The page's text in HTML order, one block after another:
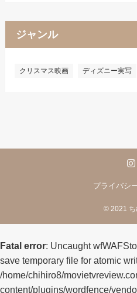
ジャンル
クリスマス映画 ディズニー実写
プライバシ
© 2021 ち
Fatal error: Uncaught
save temporary file for atomic
/home/chihiro8/
content/plugins/wordfence/